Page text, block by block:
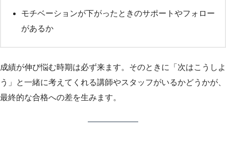
モチベーションが下がったときのサポートやフォロー
があるか
成績が伸び悩む時期は必ず来ます。そのときに「次はこうしよ
う」と一緒に考えてくれる講師やスタッフがいるかどうかが、
最終的な合格への差を生みます。